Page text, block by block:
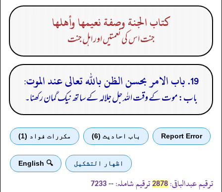
كتاب الجنة وصفة نعيمها وأهلها
جنت اس کی نعمتیں اور اہل جنت
19. باب الامر بحسن الظن بالله تعالى عند الموت:
باب: موت کے وقت اللہ جل جلالہ کے ساتھ نیک گمان رکھنا۔
Report Error باب احادیث (6) مكررات فواد (1)
اظهار التشكيل 🔍 English
ترقیم عبدالباقی: 2878 ترقیم شاملہ: --
7233